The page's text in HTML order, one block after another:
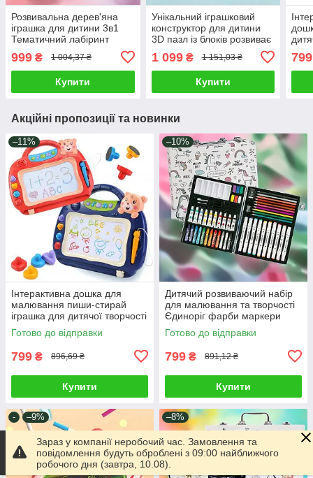
Розвивальна дерев'яна
іграшка для дитини 3в1
Тематичний лабіринт
малювання Маркер
999 ₴ 1 004,37 ₴
Купити
Унікальний іграшковий
конструктор для дитини
3D пазл із блоків розвиває
кубики
1 099₴ 1 151,03 ₴
Купити
799
Акційні пропозиції та новинки
–11%
Інтерактивна дошка для
малювання пиши-стирай
іграшка для дитячої творчості
2 кольори магнітна
планшетка печатки мелодії
Готово до відправки
799 ₴ 896,69 ₴
Купити
–10%
Дитячий розвиваючий набір
для малювання та творчості
Єдиноріг фарби маркери
пастелі олівці у валізці
Готово до відправки
799 ₴ 891,12 ₴
Купити
- –9% –8%
Зараз у компанії неробочий час. Замовлення та
повідомлення будуть оброблені з 09:00 найближчого
робочого дня (завтра, 10.08).